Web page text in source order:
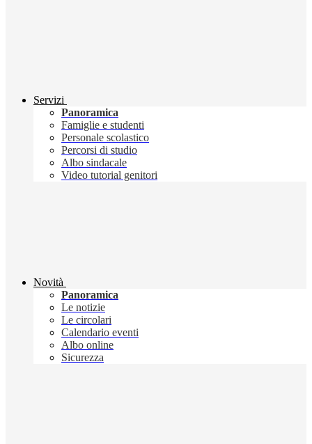
Servizi
Panoramica
Famiglie e studenti
Personale scolastico
Percorsi di studio
Albo sindacale
Video tutorial genitori
Novità
Panoramica
Le notizie
Le circolari
Calendario eventi
Albo online
Sicurezza